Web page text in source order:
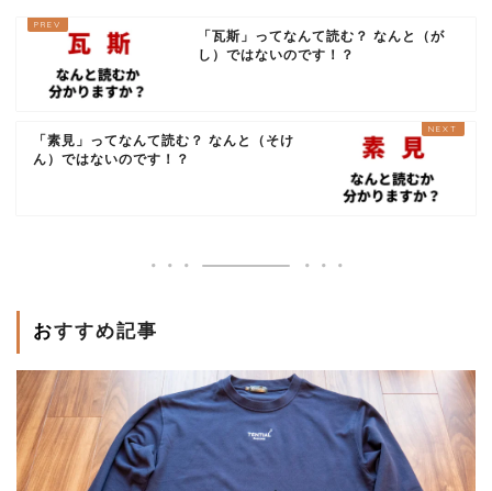
「瓦斯」ってなんて読む？ なんと（が
し）ではないのです！？
「素見」ってなんて読む？ なんと（そけ
ん）ではないのです！？
おすすめ記事